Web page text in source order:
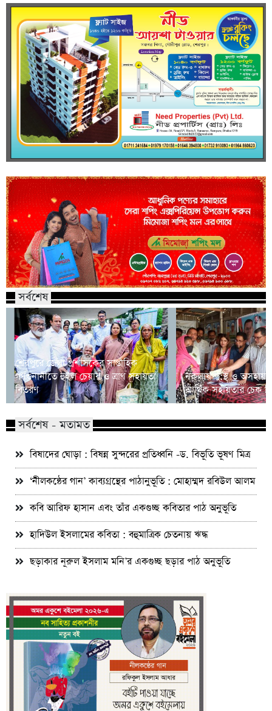
সর্বশেষ
শেরপুরে জেলা প্রশাসকের সাপ্তাহিক
গণশুনানীতে হুইল চেয়ার ও ত্রাণ সহায়তা
বিতরণ
নকলায় দু:স্থ ও অসহায়
আর্থিক সহায়তার চেক
সর্বশেষ - মতামত
বিষাদের ঘোড়া : বিষন্ন সুন্দরের প্রতিধ্বনি -ড. বিভূতি ভূষণ মিত্র
‘নীলকন্ঠের গান’ কাব্যগ্রন্থের পাঠানুভূতি : মোহাম্মদ রবিউল আলম
কবি আরিফ হাসান এবং তাঁর একগুচ্ছ কবিতার পাঠ অনুভূতি
হাদিউল ইসলামের কবিতা : বহুমাত্রিক চেতনায় ঋদ্ধ
ছড়াকার নূরুল ইসলাম মনি’র একগুচ্ছ ছড়ার পাঠ অনুভূতি